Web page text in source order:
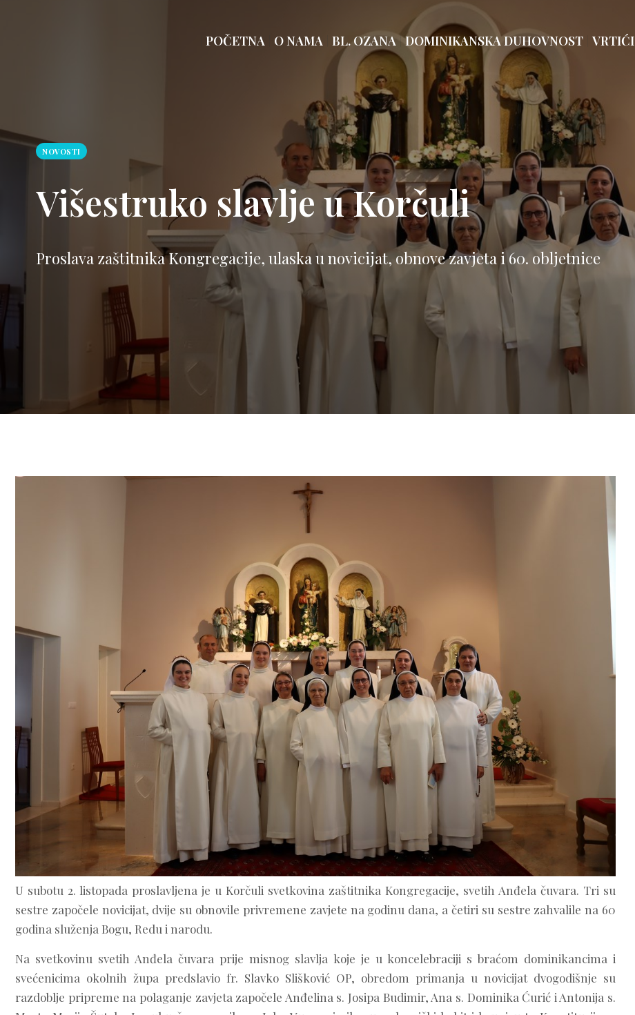
POČETNA O NAMA BL. OZANA DOMINIKANSKA DUHOVNOST VRTIĆI
NOVOSTI
Višestruko slavlje u Korčuli
Proslava zaštitnika Kongregacije, ulaska u novicijat, obnove zavjeta i 60. obljetnice
U subotu 2. listopada proslavljena je u Korčuli svetkovina zaštitnika Kongregacije, svetih Anđela čuvara. Tri su
sestre započele novicijat, dvije su obnovile privremene zavjete na godinu dana, a četiri su sestre zahvalile na 60
godina služenja Bogu, Redu i narodu.
Na svetkovinu svetih Anđela čuvara prije misnog slavlja koje je u koncelebraciji s braćom dominikancima i
svećenicima okolnih župa predslavio fr. Slavko Slišković OP, obredom primanja u novicijat dvogodišnje su
razdoblje pripreme na polaganje zavjeta započele Anđelina s. Josipa Budimir, Ana s. Dominika Ćurić i Antonija s.